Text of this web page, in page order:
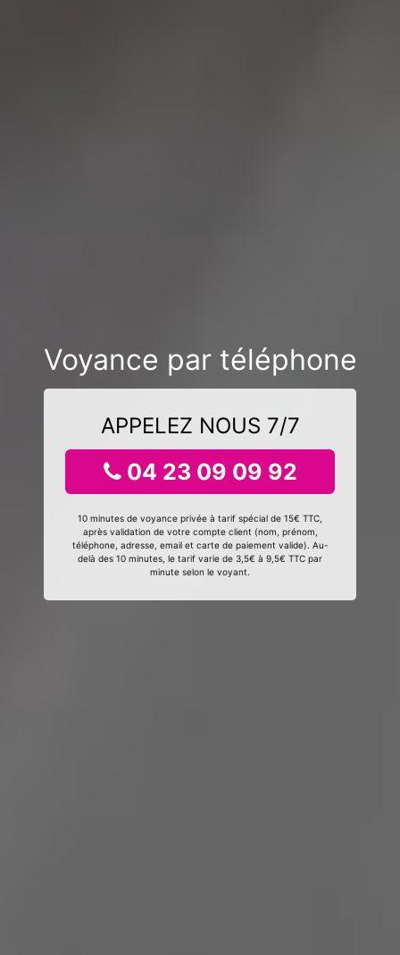
Voyance par téléphone
APPELEZ NOUS 7/7
04 23 09 09 92
10 minutes de voyance privée à tarif spécial de 15€ TTC,
après validation de votre compte client (nom, prénom,
téléphone, adresse, email et carte de paiement valide). Au-
delà des 10 minutes, le tarif varie de 3,5€ à 9,5€ TTC par
minute selon le voyant.